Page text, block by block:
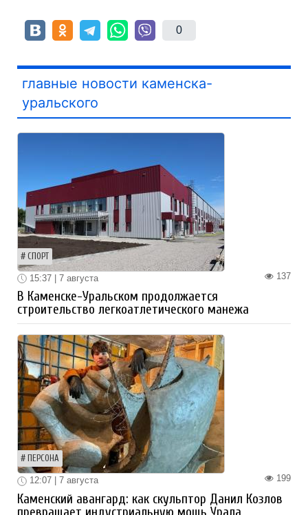
0
главные новости каменска-
уральского
СПОРТ
137
15:37 | 7 августа
В Каменске-Уральском продолжается
строительство легкоатлетического манежа
ПЕРСОНА
199
12:07 | 7 августа
Каменский авангард: как скульптор Данил Козлов